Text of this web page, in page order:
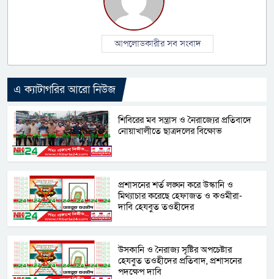
আপলোডকারীর সব সংবাদ
এ ক্যাটাগরির আরো নিউজ
শিবিরের মব সন্ত্রাস ও নৈরাজ্যের প্রতিবাদে
নোয়াখালীতে ছাত্রদলের বিক্ষোভ
প্রশাসনের শর্ত লঙ্ঘন করে উস্কানি ও
মিথ্যাচার করেছে হেফাজত ও কওমীরা-
দাবি হেযবুত তওহীদের
উসকানি ও নৈরাজ্য সৃষ্টির অপচেষ্টার
হেযবুত তওহীদের প্রতিবাদ, প্রশাসনের
পদক্ষেপ দাবি